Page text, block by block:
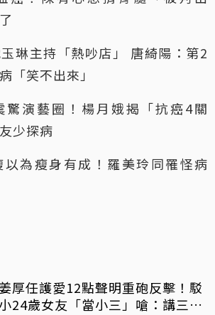
琳主持「熱吵店」 唐綺陽：第2
「笑不出來」
驚演藝圈！楊月娥揭「抗癌4關
少探病
以為瘦身有成！羅美玲同罹怪病
姜厚任護愛12點聲明重砲反擊！駁
小24歲女友「當小三」嗆：講三